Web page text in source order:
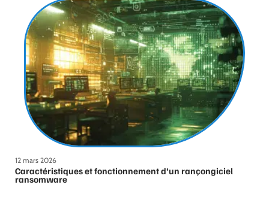
12 mars 2026
Caractéristiques et fonctionnement d’un rançongiciel
ransomware